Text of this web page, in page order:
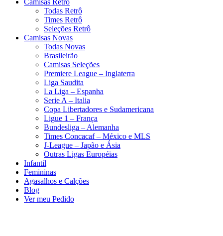
Camisas Retrô
Todas Retrô
Times Retrô
Seleções Retrô
Camisas Novas
Todas Novas
Brasileirão
Camisas Seleções
Premiere League – Inglaterra
Liga Saudita
La Liga – Espanha
Serie A – Italia
Copa Libertadores e Sudamericana
Ligue 1 – França
Bundesliga – Alemanha
Times Concacaf – México e MLS
J-League – Japão e Ásia
Outras Ligas Européias
Infantil
Femininas
Agasalhos e Calções
Blog
Ver meu Pedido